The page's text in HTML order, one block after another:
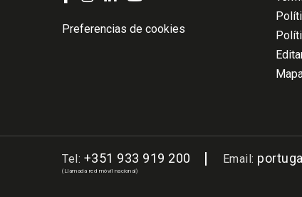
Preferencias de cookies
Tel: +351 933 919 200
(Llamada red móvil nacional)
Email: